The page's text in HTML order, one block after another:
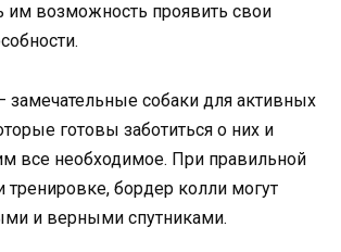
им возможность проявить свои
замечательные собаки для активных
готовы заботиться о них и
все необходимое. При правильной
тренировке, бордер колли могут
и верными спутниками.